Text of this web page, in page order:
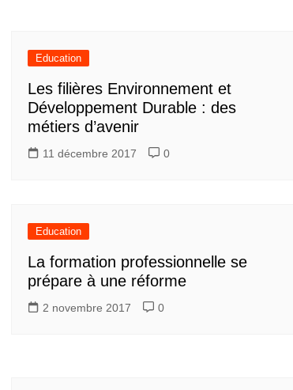
Education
Les filières Environnement et
Développement Durable : des
métiers d’avenir
11 décembre 2017 0
Education
La formation professionnelle se
prépare à une réforme
2 novembre 2017 0